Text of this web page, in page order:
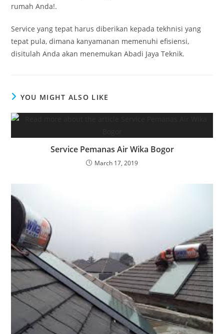
rumah Anda!.
Service yang tepat harus diberikan kepada tekhnisi yang
tepat pula, dimana kanyamanan memenuhi efisiensi,
disitulah Anda akan menemukan Abadi Jaya Teknik.
YOU MIGHT ALSO LIKE
Service Pemanas Air Wika Bogor
March 17, 2019